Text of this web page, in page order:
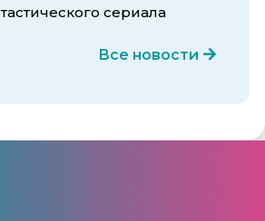
сериала
Все новости